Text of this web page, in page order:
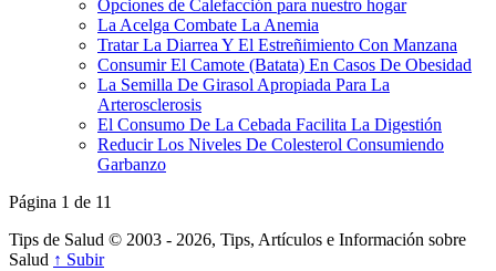
Opciones de Calefacción para nuestro hogar
La Acelga Combate La Anemia
Tratar La Diarrea Y El Estreñimiento Con Manzana
Consumir El Camote (Batata) En Casos De Obesidad
La Semilla De Girasol Apropiada Para La
Arterosclerosis
El Consumo De La Cebada Facilita La Digestión
Reducir Los Niveles De Colesterol Consumiendo
Garbanzo
Página 1 de 11
Tips de Salud © 2003 - 2026, Tips, Artículos e Información sobre
Salud ↑ Subir